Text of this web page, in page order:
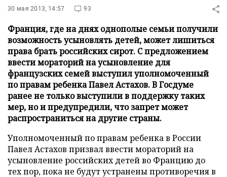
30 мая 2013, 14:57 93
Франция, где на днях однополые семьи получили
возможность усыновлять детей, может лишиться
права брать российских сирот. С предложением
ввести мораторий на усыновление для
французских семей выступил уполномоченный
по правам ребенка Павел Астахов. В Госдуме
ранее не только выступили в поддержку таких
мер, но и предупредили, что запрет может
распространиться на другие страны.
Уполномоченный по правам ребенка в России
Павел Астахов призвал ввести мораторий на
усыновление российских детей во Францию до
тех пор, пока не будут устранены противоречия в